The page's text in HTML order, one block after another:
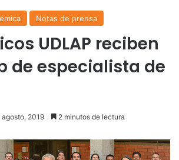
Notas de prensa
UDLAP reciben
de especialista de
agosto, 2019 2 minutos de lectura